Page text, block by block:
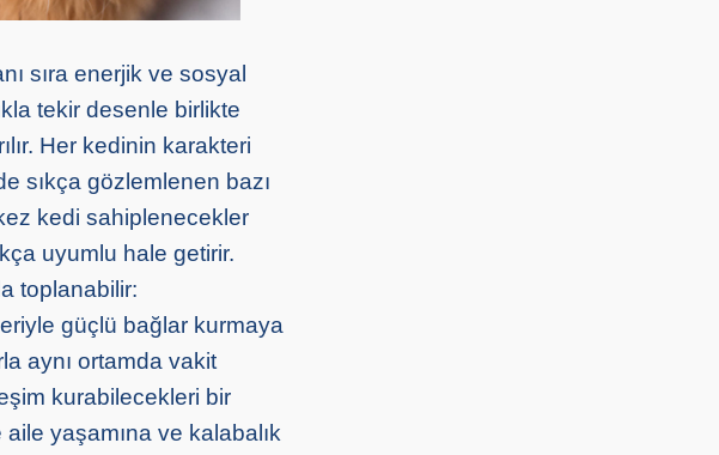
sıra enerjik ve sosyal
tekir desenle birlikte
Her kedinin karakteri
sıkça gözlemlenen bazı
kedi sahiplenecekler
uyumlu hale getirir.
toplanabilir:
güçlü bağlar kurmaya
aynı ortamda vakit
kurabilecekleri bir
yaşamına ve kalabalık